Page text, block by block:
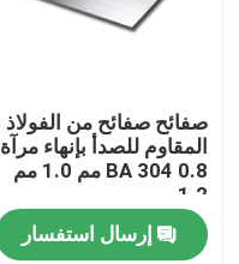
المنزل
صفائح صفائح من الفولاذ
المقاوم للصدأ بإنهاء مرآة
BA 304 0.8 مم 1.0 مم
1.2 مم
إرسال استفسار